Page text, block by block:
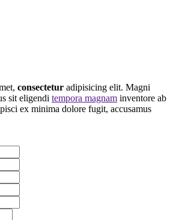
consectetur adipisicing elit. Magni
sit eligendi tempora magnam inventore ab
ex minima dolore fugit, accusamus